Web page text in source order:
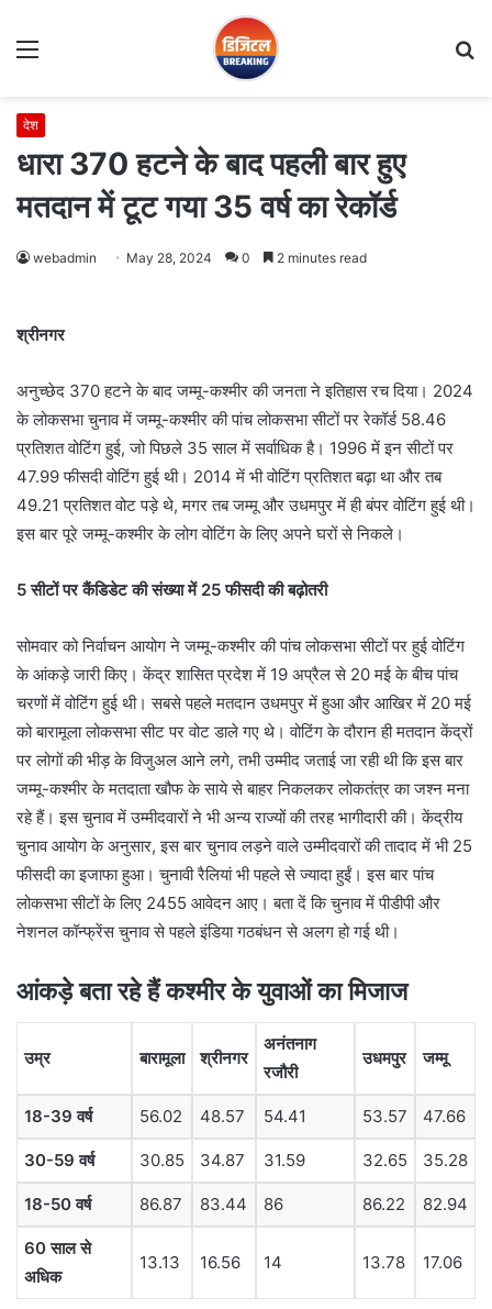
Menu
देश
धारा 370 हटने के बाद पहली बार हुए
मतदान में टूट गया 35 वर्ष का रेकॉर्ड
webadmin May 28, 2024 0 2 minutes read
श्रीनगर
अनुच्छेद 370 हटने के बाद जम्मू-कश्मीर की जनता ने इतिहास रच दिया। 2024
के लोकसभा चुनाव में जम्मू-कश्मीर की पांच लोकसभा सीटों पर रेकॉर्ड 58.46
प्रतिशत वोटिंग हुई, जो पिछले 35 साल में सर्वाधिक है। 1996 में इन सीटों पर
47.99 फीसदी वोटिंग हुई थी। 2014 में भी वोटिंग प्रतिशत बढ़ा था और तब
49.21 प्रतिशत वोट पड़े थे, मगर तब जम्मू और उधमपुर में ही बंपर वोटिंग हुई थी।
इस बार पूरे जम्मू-कश्मीर के लोग वोटिंग के लिए अपने घरों से निकले।
5 सीटों पर कैंडिडेट की संख्या में 25 फीसदी की बढ़ोतरी
सोमवार को निर्वाचन आयोग ने जम्मू-कश्मीर की पांच लोकसभा सीटों पर हुई वोटिंग
के आंकड़े जारी किए। केंद्र शासित प्रदेश में 19 अप्रैल से 20 मई के बीच पांच
चरणों में वोटिंग हुई थी। सबसे पहले मतदान उधमपुर में हुआ और आखिर में 20 मई
को बारामूला लोकसभा सीट पर वोट डाले गए थे। वोटिंग के दौरान ही मतदान केंद्रों
पर लोगों की भीड़ के विजुअल आने लगे, तभी उम्मीद जताई जा रही थी कि इस बार
जम्मू-कश्मीर के मतदाता खौफ के साये से बाहर निकलकर लोकतंत्र का जश्न मना
रहे हैं। इस चुनाव में उम्मीदवारों ने भी अन्य राज्यों की तरह भागीदारी की। केंद्रीय
चुनाव आयोग के अनुसार, इस बार चुनाव लड़ने वाले उम्मीदवारों की तादाद में भी 25
फीसदी का इजाफा हुआ। चुनावी रैलियां भी पहले से ज्यादा हुईं। इस बार पांच
लोकसभा सीटों के लिए 2455 आवेदन आए। बता दें कि चुनाव में पीडीपी और
नेशनल कॉन्फ्रेंस चुनाव से पहले इंडिया गठबंधन से अलग हो गई थी।
आंकड़े बता रहे हैं कश्मीर के युवाओं का मिजाज
उम्र बारामूला श्रीनगर
अनंतनाग
रजौरी
उधमपुर जम्मू
18-39 वर्ष 56.02 48.57 54.41 53.57 47.66
30-59 वर्ष 30.85 34.87 31.59 32.65 35.28
18-50 वर्ष 86.87 83.44 86 86.22 82.94
60 साल से
अधिक
13.13 16.56 14 13.78 17.06